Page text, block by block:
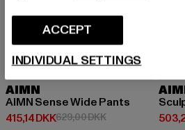
AIMN
AIMN Sense Wide Pants
415,14 DKK
Nuværende pris: 415,14 DKK
629,00 DKKKampagnepris:
ACCEPT
INDIVIDUAL SETTINGS